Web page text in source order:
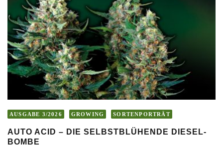
AUSGABE 3/2026 GROWING SORTENPORTRÄT
AUTO ACID – DIE SELBSTBLÜHENDE DIESEL-
BOMBE